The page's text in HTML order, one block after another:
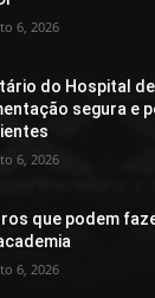
6, 2026
do Hospital
segura e
6, 2026
que podem
6, 2026